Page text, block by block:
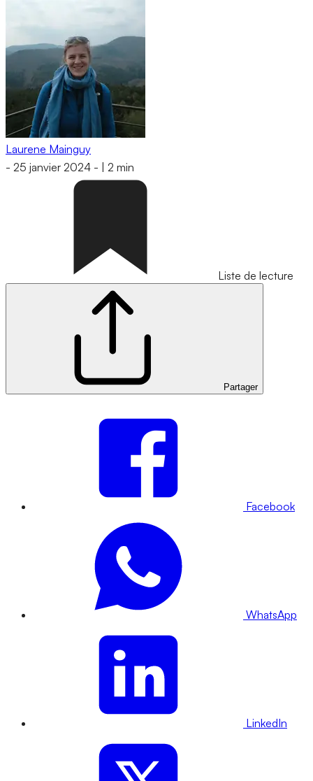
Laurene Mainguy
- 25 janvier 2024 - 2 min
Liste de lecture
Partager
Facebook
WhatsApp
LinkedIn